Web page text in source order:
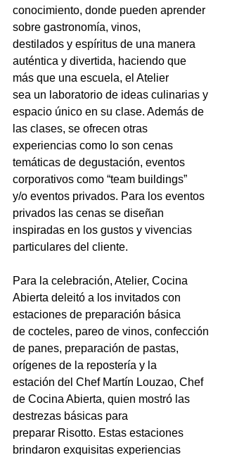
conocimiento, donde pueden aprender
sobre gastronomía, vinos,
destilados y espíritus de una manera
auténtica y divertida, haciendo que
más que una escuela, el Atelier
sea un laboratorio de ideas culinarias y
espacio único en su clase. Además de
las clases, se ofrecen otras
experiencias como lo son cenas
temáticas de degustación, eventos
corporativos como “team buildings”
y/o eventos privados. Para los eventos
privados las cenas se diseñan
inspiradas en los gustos y vivencias
particulares del cliente.
Para la celebración, Atelier, Cocina
Abierta deleitó a los invitados con
estaciones de preparación básica
de cocteles, pareo de vinos, confección
de panes, preparación de pastas,
orígenes de la repostería y la
estación del Chef Martín Louzao, Chef
de Cocina Abierta, quien mostró las
destrezas básicas para
preparar Risotto. Estas estaciones
brindaron exquisitas experiencias